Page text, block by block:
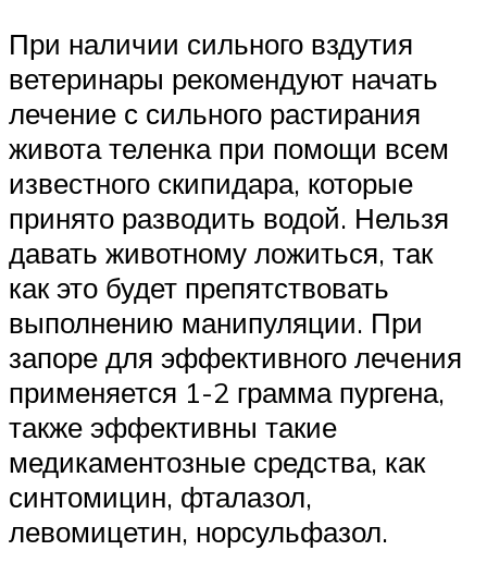
При наличии сильного вздутия
ветеринары рекомендуют начать
лечение с сильного растирания
живота теленка при помощи всем
известного скипидара, которые
принято разводить водой. Нельзя
давать животному ложиться, так
как это будет препятствовать
выполнению манипуляции. При
запоре для эффективного лечения
применяется 1-2 грамма пургена,
также эффективны такие
медикаментозные средства, как
синтомицин, фталазол,
левомицетин, норсульфазол.